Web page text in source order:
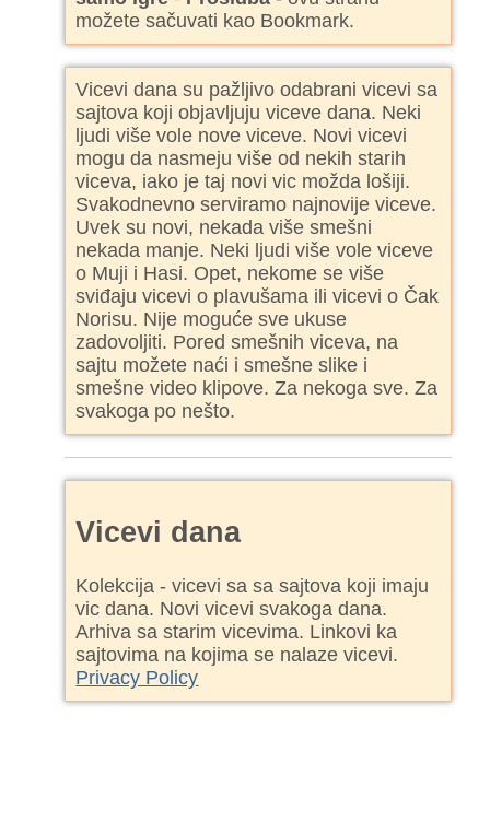
možete sačuvati kao Bookmark.
Vicevi dana su pažljivo odabrani vicevi sa
sajtova koji objavljuju viceve dana. Neki
ljudi više vole nove viceve. Novi vicevi
mogu da nasmeju više od nekih starih
viceva, iako je taj novi vic možda lošiji.
Svakodnevno serviramo najnovije viceve.
Uvek su novi, nekada više smešni
nekada manje. Neki ljudi više vole viceve
o Muji i Hasi. Opet, nekome se više
sviđaju vicevi o plavušama ili vicevi o Čak
Norisu. Nije moguće sve ukuse
zadovoljiti. Pored smešnih viceva, na
sajtu možete naći i smešne slike i
smešne video klipove. Za nekoga sve. Za
svakoga po nešto.
Vicevi dana
Kolekcija - vicevi sa sa sajtova koji imaju
vic dana. Novi vicevi svakoga dana.
Arhiva sa starim vicevima. Linkovi ka
sajtovima na kojima se nalaze vicevi.
Privacy Policy